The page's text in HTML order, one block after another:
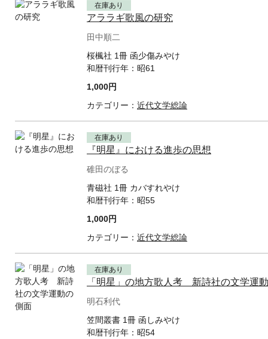
在庫あり
アララギ歌風の研究
田中順二
桜楓社 1冊 函少傷みやけ
和暦刊行年： 昭61
1,000円
カテゴリー： 近代文学総論
在庫あり
『明星』における進歩の思想
碓田のぼる
青磁社 1冊 カバすれやけ
和暦刊行年： 昭55
1,000円
カテゴリー： 近代文学総論
在庫あり
「明星」の地方歌人考 新詩社の文学運
明石利代
笠間叢書 1冊 函しみやけ
和暦刊行年： 昭54